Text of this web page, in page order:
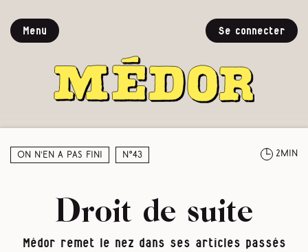
Menu Se connecter
On n’en a pas fini N°43 2min
Droit de suite
Médor remet le nez dans ses articles passés